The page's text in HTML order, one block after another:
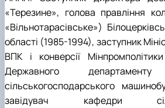
«Терезине», голова правління
«Вільнотарасівське»)
області (1985-1994), заступник
ВПК і конверсії
Державного
сільськогосподарського
завідувач кафедри